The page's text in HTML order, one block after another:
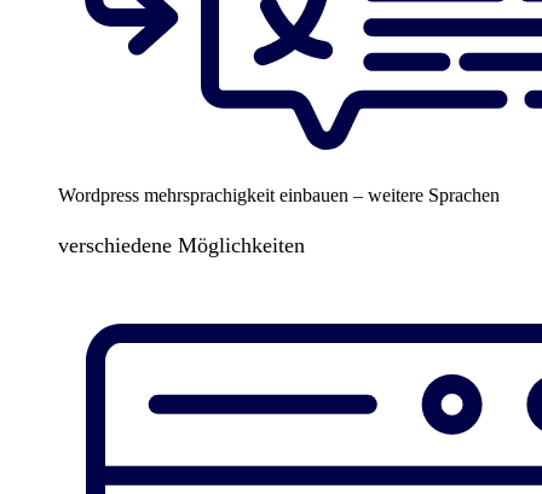
Wordpress mehrsprachigkeit einbauen – weitere Sprachen
verschiedene Möglichkeiten